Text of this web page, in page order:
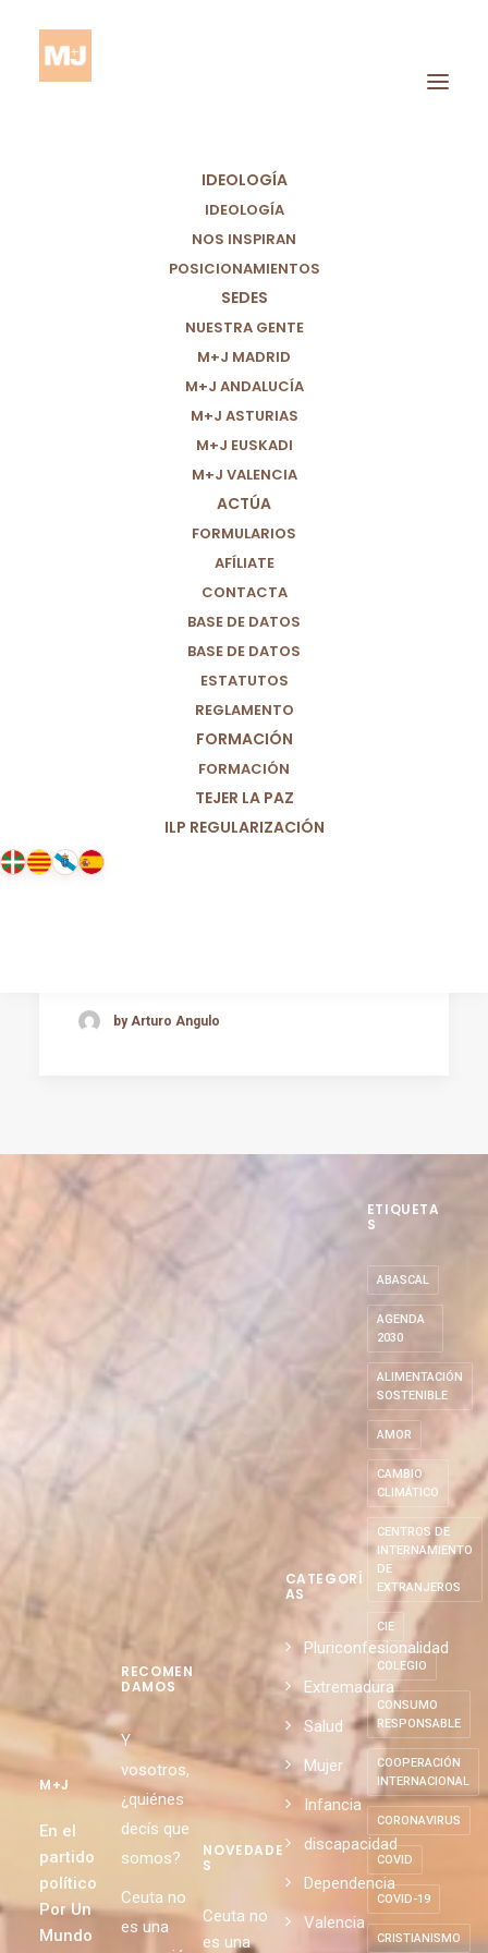
IDEOLOGÍA
IDEOLOGÍA
NOS INSPIRAN
POSICIONAMIENTOS
SEDES
NUESTRA GENTE
M+J MADRID
M+J ANDALUCÍA
M+J ASTURIAS
M+J EUSKADI
M+J VALENCIA
ACTÚA
FORMULARIOS
AFÍLIATE
CONTACTA
BASE DE DATOS
BASE DE DATOS
ESTATUTOS
REGLAMENTO
FORMACIÓN
FORMACIÓN
TEJER LA PAZ
ILP REGULARIZACIÓN
Viaje
by Arturo Angulo
M+J
En el
partido
político
Por Un
Mundo
RECOMEN
DAMOS
Y
vosotros,
¿quiénes
decís que
somos?
Ceuta no
es una
NOVEDADE
S
Ceuta no
es una
CATEGORÍ
AS
Pluriconfesionalidad
Extremadura
Salud
Mujer
Infancia
discapacidad
Dependencia
Valencia
ETIQUETA
S
ABASCAL
AGENDA
2030
ALIMENTACIÓN
SOSTENIBLE
AMOR
CAMBIO
CLIMÁTICO
CENTROS DE
INTERNAMIENTO
DE
EXTRANJEROS
CIE
COLEGIO
CONSUMO
RESPONSABLE
COOPERACIÓN
INTERNACIONAL
CORONAVIRUS
COVID
COVID-19
CRISTIANISMO